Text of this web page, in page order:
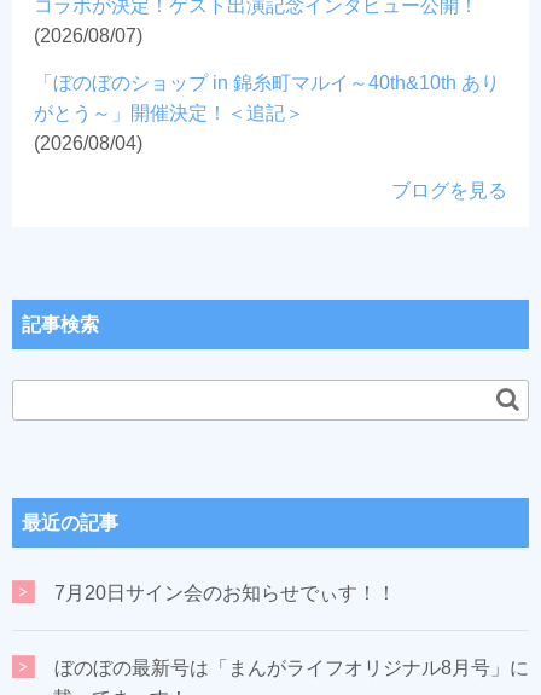
コラボが決定！ゲスト出演記念インタビュー公開！
(2026/08/07)
「ぼのぼのショップ in 錦糸町マルイ～40th&10th あり
がとう～」開催決定！＜追記＞
(2026/08/04)
ブログを見る
記事検索
最近の記事
7月20日サイン会のお知らせでぃす！！
ぼのぼの最新号は「まんがライフオリジナル8月号」に